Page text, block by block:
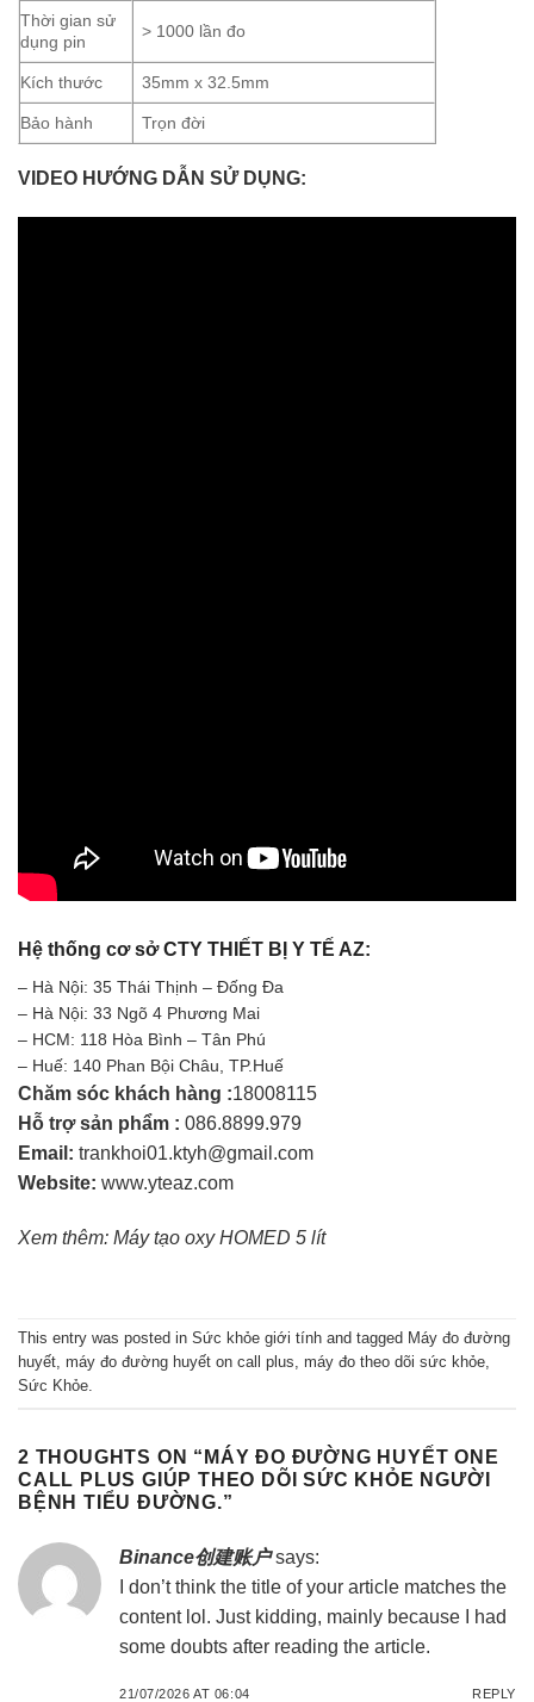
Thời gian sử
dụng pin
> 1000 lần đo
Kích thước 35mm x 32.5mm
Bảo hành Trọn đời
VIDEO HƯỚNG DẪN SỬ DỤNG:
Hệ thống cơ sở CTY THIẾT BỊ Y TẾ AZ:
– Hà Nội: 35 Thái Thịnh – Đống Đa
– Hà Nội: 33 Ngõ 4 Phương Mai
– HCM: 118 Hòa Bình – Tân Phú
– Huế: 140 Phan Bội Châu, TP.Huế
Chăm sóc khách hàng :18008115
Hỗ trợ sản phẩm : 086.8899.979
Email: trankhoi01.ktyh@gmail.com
Website: www.yteaz.com
Xem thêm: Máy tạo oxy HOMED 5 lít
This entry was posted in Sức khỏe giới tính and tagged Máy đo đường
huyết, máy đo đường huyết on call plus, máy đo theo dõi sức khỏe,
Sức Khỏe.
2 THOUGHTS ON “ MÁY ĐO ĐƯỜNG HUYẾT ONE
CALL PLUS GIÚP THEO DÕI SỨC KHỎE NGƯỜI
BỆNH TIỂU ĐƯỜNG.”
Binance创建账户 says:
I don’t think the title of your article matches the
content lol. Just kidding, mainly because I had
some doubts after reading the article.
21/07/2026 AT 06:04 REPLY